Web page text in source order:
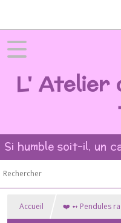
L' Atelier
Accueil ❤️ ➻ Pendules